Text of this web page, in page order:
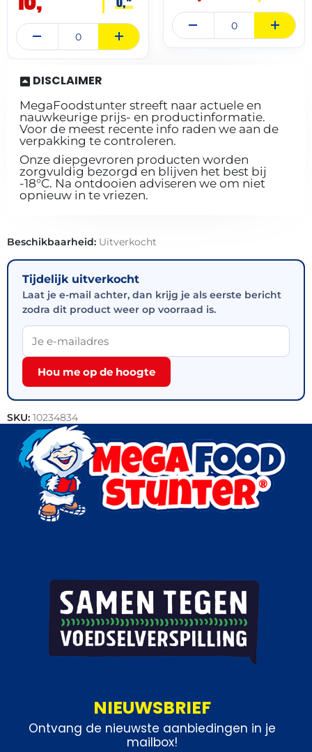
DISCLAIMER
MegaFoodstunter streeft naar actuele en
nauwkeurige prijs- en productinformatie.
Voor de meest recente info raden we aan de
verpakking te controleren.
Onze diepgevroren producten worden
zorgvuldig bezorgd en blijven het best bij
-18°C. Na ontdooien adviseren we om niet
opnieuw in te vriezen.
Beschikbaarheid: Uitverkocht
Tijdelijk uitverkocht
Laat je e-mail achter, dan krijg je als eerste bericht
zodra dit product weer op voorraad is.
Hou me op de hoogte
SKU: 10234834
Categorieën:Bakkerij
NIEUWSBRIEF
Ontvang de nieuwste aanbiedingen in je
mailbox!